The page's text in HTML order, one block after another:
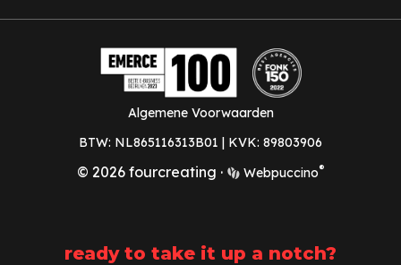
Algemene Voorwaarden
BTW: NL865116313B01 | KVK: 89803906
© 2026 fourcreating · Webpuccino®
ready to take it up a notch?